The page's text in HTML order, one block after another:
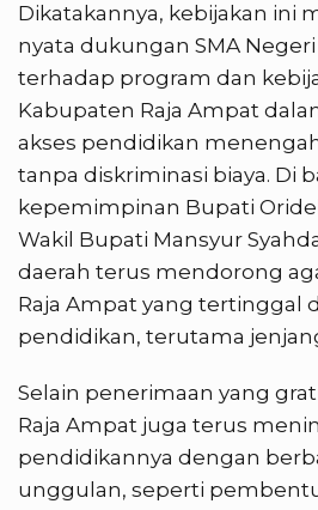
Dikatakannya, kebijakan ini
nyata dukungan SMA Negeri
terhadap program dan
Kabupaten Raja Ampat
akses pendidikan
tanpa diskriminasi biaya. Di
kepemimpinan Bupati
Wakil Bupati Mansyur
daerah terus mendorong
Raja Ampat yang tertinggal
pendidikan, terutama
Selain penerimaan yang
Raja Ampat juga terus
pendidikannya dengan
unggulan, seperti